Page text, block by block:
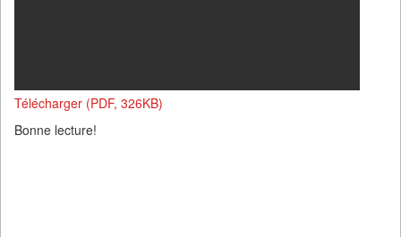
Télécharger (PDF, 326KB)
Bonne lecture!